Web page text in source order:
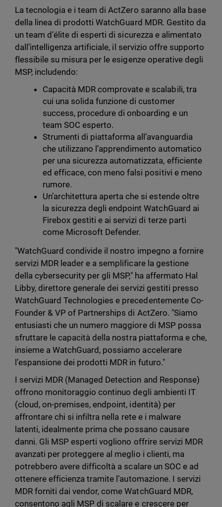
La tecnologia e i team di ActZero saranno alla base
della linea di prodotti WatchGuard MDR. Gestito da
un team d’élite di esperti di sicurezza e alimentato
dall’intelligenza artificiale, il servizio offre supporto
flessibile su misura per le esigenze operative degli
MSP, includendo:
Capacità MDR comprovate e scalabili, tra
cui una solida funzione di customer
success, procedure di onboarding e un
team SOC esperto.
Strumenti di piattaforma all’avanguardia
che utilizzano l’apprendimento automatico
per una sicurezza automatizzata, efficiente
ed efficace, con meno falsi positivi e meno
rumore.
Un’architettura aperta che si estende oltre
la sicurezza degli endpoint WatchGuard ai
Firebox gestiti e ai servizi di terze parti
come Microsoft Defender.
"WatchGuard condivide il nostro impegno a fornire
servizi MDR leader e a semplificare la gestione
della cybersecurity per gli MSP," ha affermato Hal
Libby, direttore generale dei servizi gestiti presso
WatchGuard Technologies e precedentemente Co-
Founder & VP of Partnerships di ActZero. "Siamo
entusiasti che un numero maggiore di MSP possa
sfruttare le capacità della nostra piattaforma e che,
insieme a WatchGuard, possiamo accelerare
l’espansione dei prodotti MDR in futuro."
I servizi MDR (Managed Detection and Response)
offrono monitoraggio continuo degli ambienti IT
(cloud, on-premises, endpoint, identità) per
affrontare chi si infiltra nella rete e i malware
latenti, idealmente prima che possano causare
danni. Gli MSP esperti vogliono offrire servizi MDR
avanzati per proteggere al meglio i clienti, ma
potrebbero avere difficoltà a scalare un SOC e ad
ottenere efficienza tramite l’automazione. I servizi
MDR forniti dai vendor, come WatchGuard MDR,
consentono agli MSP di scalare e crescere per